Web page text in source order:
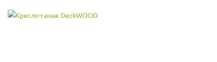
Цвет подушек может меняться